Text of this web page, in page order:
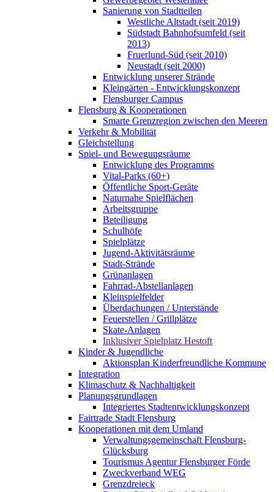
Sanierung von Stadtteilen
Westliche Altstadt (seit 2019)
Südstadt Bahnhofsumfeld (seit
2013)
Fruerlund-Süd (seit 2010)
Neustadt (seit 2000)
Entwicklung unserer Strände
Kleingärten - Entwicklungskonzept
Flensburger Campus
Flensburg & Kooperationen
Smarte Grenzregion zwischen den Meeren
Verkehr & Mobilität
Gleichstellung
Spiel- und Bewegungsräume
Entwicklung des Programms
Vital-Parks (60+)
Öffentliche Sport-Geräte
Naturnahe Spielflächen
Arbeitsgruppe
Beteiligung
Schulhöfe
Spielplätze
Jugend-Aktivitätsräume
Stadt-Strände
Grünanlagen
Fahrrad-Abstellanlagen
Kleinspielfelder
Überdachungen / Unterstände
Feuerstellen / Grillplätze
Skate-Anlagen
Inklusiver Spielplatz Hestoft
Kinder & Jugendliche
Aktionsplan Kinderfreundliche Kommune
Integration
Klimaschutz & Nachhaltigkeit
Planungsgrundlagen
Integriertes Stadtentwicklungskonzept
Fairtrade Stadt Flensburg
Kooperationen mit dem Umland
Verwaltungsgemeinschaft Flensburg-
Glücksburg
Tourismus Agentur Flensburger Förde
Zweckverband WEG
Grenzdreieck